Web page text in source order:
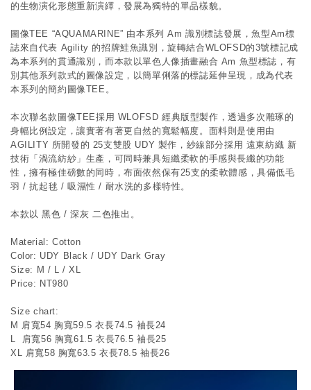
的生物演化形態重新演繹，發展為獨特的單品樣貌。
圖像TEE “AQUAMARINE” 由本系列 Am 識別標誌發展，魚型Am標
誌來自代表 Agility 的招牌鮭魚識別，旋轉結合WLOFSD的3號標記成
為本系列的貫通識別，而本款以單色人像插畫融合 Am 魚型標誌，有
別其他系列款式的圖像設定，以簡單俐落的標誌延伸呈現，成為代表
本系列的簡約圖像TEE。
本次聯名款圖像TEE採用 WLOFSD 經典版型製作，透過多次雕琢的
身幅比例設定，讓實著有著更自然的寬鬆幅度。面料則是使用由
AGILITY 所開發的 25支雙股 UDY 製作，紗線部分採用 遠東紡織 新
技術「渦流紡紗」生產，可同時兼具短纖柔軟的手感與長纖的功能
性，擁有極佳磅數的同時，布面依然保有25支的柔軟體感，具備低毛
羽 / 抗起毬 / 吸濕性 / 耐水洗的多樣特性。
本款以 黑色 / 深灰 二色推出。
Material: Cotton
Color: UDY Black / UDY Dark Gray
Size: M / L / XL
Price: NT980
Size chart:
M 肩寬54 胸寬59.5 衣長74.5 袖長24
L  肩寬56 胸寬61.5 衣長76.5 袖長25
XL 肩寬58 胸寬63.5 衣長78.5 袖長26